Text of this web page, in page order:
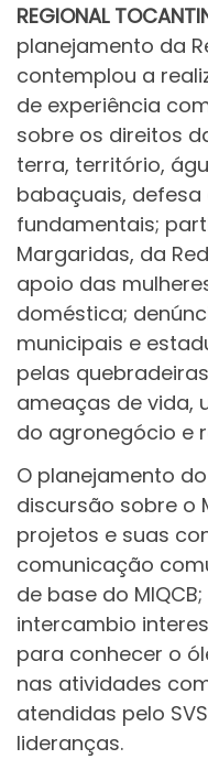
REGIONAL
planejamento da
contemplou a
de experiência
sobre os direitos
terra, território,
babaçuais,
fundamentais;
Margaridas, da
apoio das
doméstica;
municipais e
pelas
ameaças de vida,
do agronegócio e
O planejamento
discursão sobre o
projetos e suas
comunicação
de base do
intercambio
para conhecer o
nas atividades
atendidas pelo
lideranças.